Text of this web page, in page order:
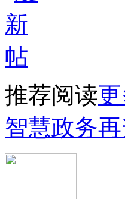
推荐阅读
智慧政务